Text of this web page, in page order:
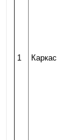
1 Каркас